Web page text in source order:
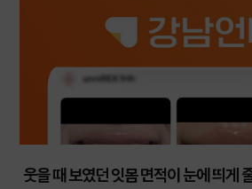
웃을 때 보였던 잇몸 면적이 눈에 띄게